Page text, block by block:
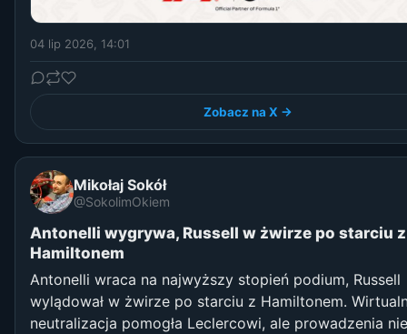
04 lip 2026, 14:01
Zobacz na X →
Mikołaj Sokół
@SokolimOkiem
Antonelli wygrywa, Russell w żwirze po starciu z
Hamiltonem
Antonelli wraca na najwyższy stopień podium, Russell
wylądował w żwirze po starciu z Hamiltonem.
neutralizacja pomogła Leclercowi, ale prowadzenia nie